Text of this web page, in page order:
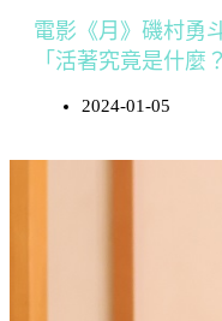
電影《月》磯村勇
「活著究竟是什麼
2024-01-05